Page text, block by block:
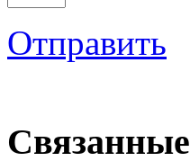
Отправить
Связанные